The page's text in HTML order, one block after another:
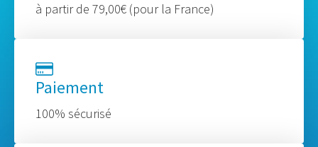
à partir de 79,00€ (pour la France)
Paiement
100% sécurisé